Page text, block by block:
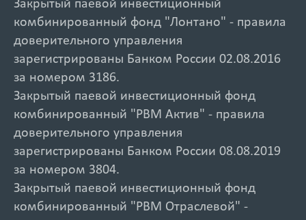
Закрытый паевой инвестиционный
комбинированный фонд "Лонтано" - правила
доверительного управления
зарегистрированы Банком России 02.08.2016
за номером 3186.
Закрытый паевой инвестиционный фонд
комбинированный "РВМ Актив" - правила
доверительного управления
зарегистрированы Банком России 08.08.2019
за номером 3804.
Закрытый паевой инвестиционный фонд
комбинированный "РВМ Отраслевой" -